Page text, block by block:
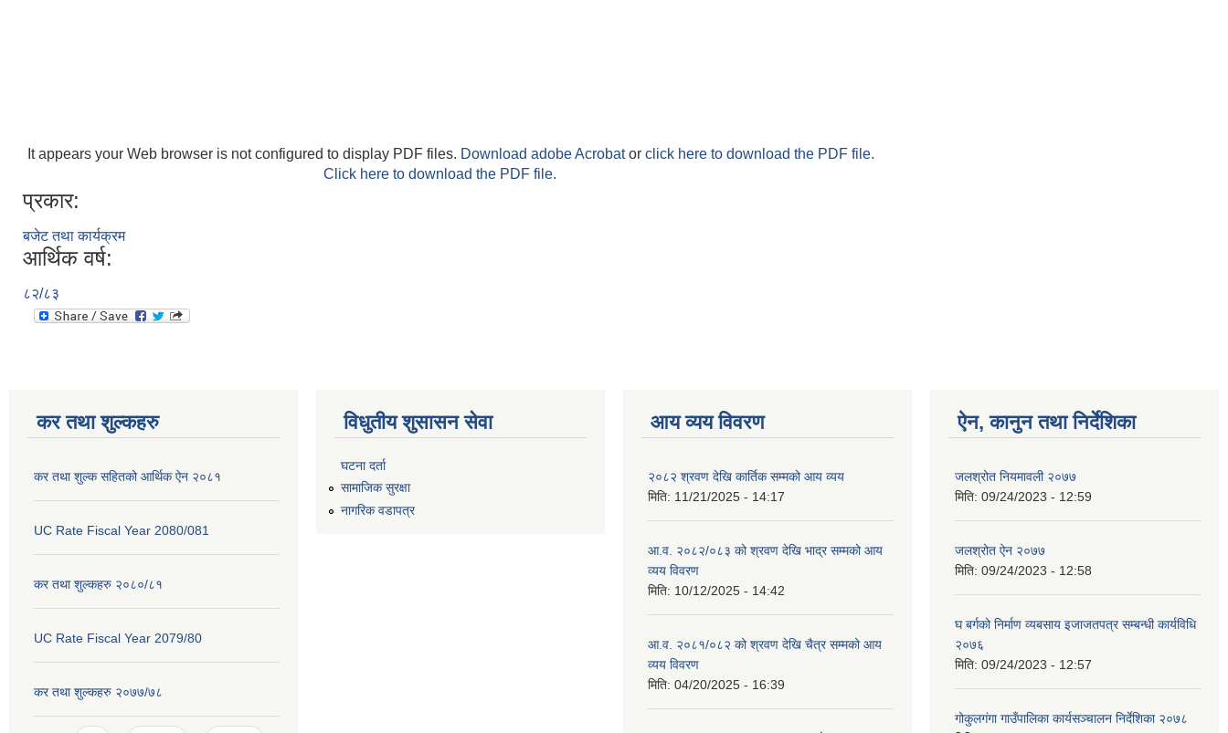
It appears your Web browser is not configured to display PDF files. Download adobe Acrobator click here to download the PDF file.
Click here to download the PDF file.
प्रकार:
बजेट तथा कार्यक्रम
आर्थिक वर्ष:
८२/८३
कर तथा शुल्कहरु
कर तथा शुल्क सहितको आर्थिक ऐन २०८१
UC Rate Fiscal Year 2080/081
कर तथा शुल्कहरु २०८०/८१
UC Rate Fiscal Year 2079/80
कर तथा शुल्कहरु २०७७/७८
विधुतीय शुसासन सेवा
घटना दर्ता
सामाजिक सुरक्षा
नागरिक वडापत्र
आय व्यय विवरण
२०८२ श्रवण देखि कार्तिक सम्मको आय व्यय
मिति: 11/21/2025 - 14:17
आ.व. २०८२/०८३ को श्रवण देखि भाद्र सम्मको आय
व्यय विवरण
मिति: 10/12/2025 - 14:42
आ.व. २०८१/०८२ को श्रवण देखि चैत्र सम्मको आय
व्यय विवरण
मिति: 04/20/2025 - 16:39
ऐन, कानुन तथा निर्देशिका
जलश्रोत नियमावली २०७७
मिति: 09/24/2023 - 12:59
जलश्रोत ऐन २०७७
मिति: 09/24/2023 - 12:58
घ बर्गको निर्माण व्यबसाय इजाजतपत्र सम्बन्धी कार्यविधि
२०७६
मिति: 09/24/2023 - 12:57
गोकुलगंगा गाउँपालिका कार्यसञ्चालन निर्देशिका २०७८